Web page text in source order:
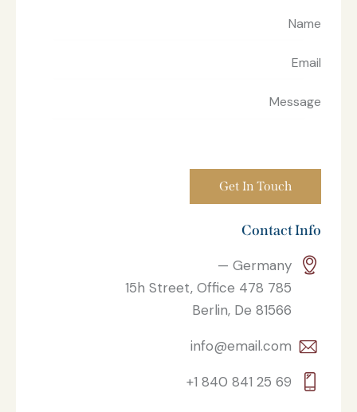
Contact Info
Germany —
785 15h Street, Office 478
Berlin, De 81566
info@email.com
+1 840 841 25 69